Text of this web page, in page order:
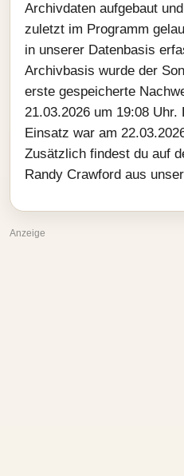
Archivdaten aufgebaut
zuletzt im Programm
in unserer Datenbasis
Archivbasis wurde der
erste gespeicherte
21.03.2026 um 19:08
Einsatz war am
Zusätzlich findest du auf
Randy Crawford aus
Anzeige